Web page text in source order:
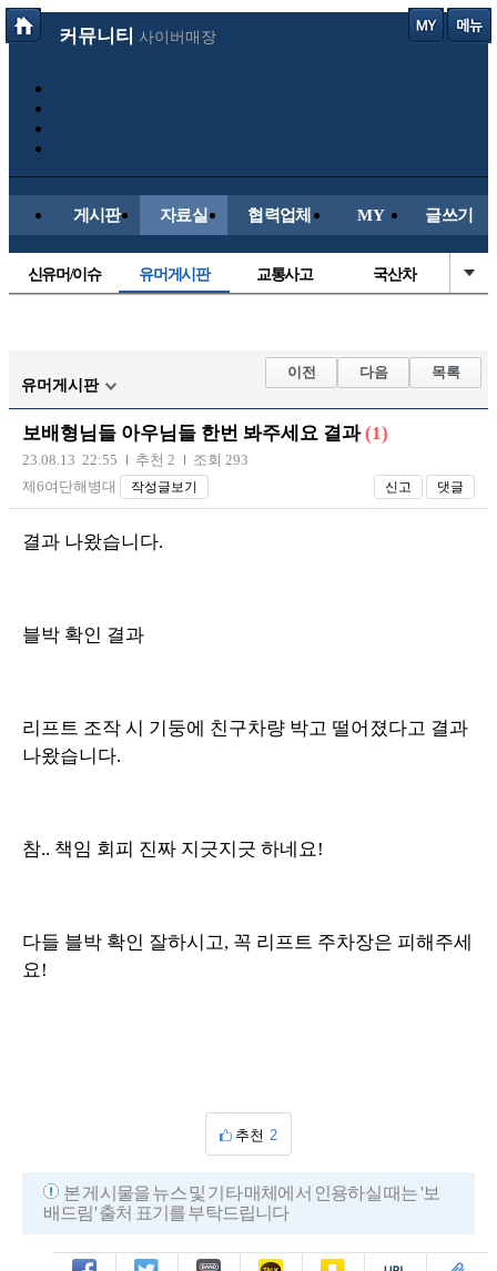
커뮤니티 사이버매장
게시판 자료실 협력업체 MY 글쓰기
신유머/이슈 유머게시판 교통사고 국산차
자유사진 군사/무기
트럭/버스
장착시공사진
유머게시판
이전 다음 목록
보배형님들 아우님들 한번 봐주세요 결과 (1)
23.08.13 22:55 추천 2
조회 293
제6여단해병대
작성글보기 신고 댓글
결과 나왔습니다.
블박 확인 결과
리프트 조작 시 기둥에 친구차량 박고 떨어졌다고 결과
나왔습니다.
참.. 책임 회피 진짜 지긋지긋 하네요!
다들 블박 확인 잘하시고, 꼭 리프트 주차장은 피해주세
요!
추천 2
본 게시물을 뉴스 및 기타 매체에서 인용하실 때는 '보
배드림' 출처 표기를 부탁드립니다